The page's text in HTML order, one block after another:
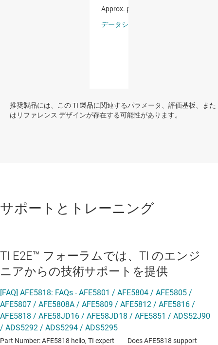
推奨製品には、この TI 製品に関連するパラメータ、評価基板、また
はリファレンス デザインが存在する可能性があります。
サポートとトレーニング
TI E2E™ フォーラムでは、TI のエンジ
ニアからの技術サポートを提供